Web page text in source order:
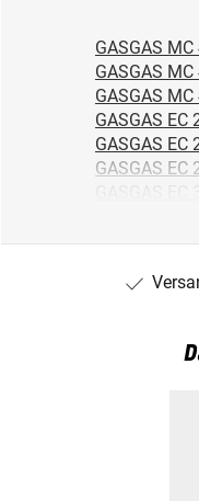
GASGAS
GASGAS
GASGAS
GASGAS EC
GASGAS EC
GASGAS EC
Husqvarna
Husqvarna
Husqvarna
Husqvarna
Husqvarna
Husqvarna
Husqvarna